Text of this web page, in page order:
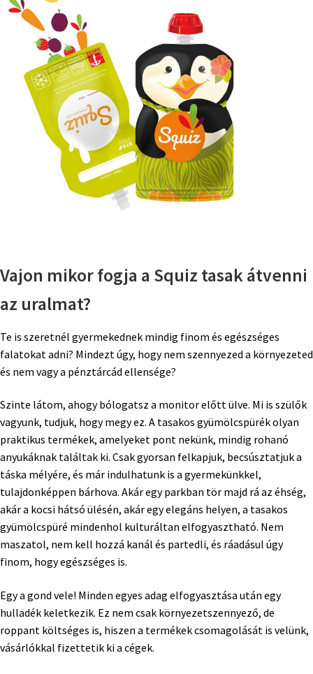
Vajon mikor fogja a Squiz tasak átvenni
az uralmat?
Te is szeretnél gyermekednek mindig finom és egészséges
falatokat adni? Mindezt úgy, hogy nem szennyezed a környezeted
és nem vagy a pénztárcád ellensége?
Szinte látom, ahogy bólogatsz a monitor előtt ülve. Mi is szülők
vagyunk, tudjuk, hogy megy ez. A tasakos gyümölcspürék olyan
praktikus termékek, amelyeket pont nekünk, mindig rohanó
anyukáknak találtak ki. Csak gyorsan felkapjuk, becsúsztatjuk a
táska mélyére, és már indulhatunk is a gyermekünkkel,
tulajdonképpen bárhova. Akár egy parkban tör majd rá az éhség,
akár a kocsi hátsó ülésén, akár egy elegáns helyen, a tasakos
gyümölcspüré mindenhol kulturáltan elfogyasztható. Nem
maszatol, nem kell hozzá kanál és partedli, és ráadásul úgy
finom, hogy egészséges is.
Egy a gond vele! Minden egyes adag elfogyasztása után egy
hulladék keletkezik. Ez nem csak környezetszennyező, de
roppant költséges is, hiszen a termékek csomagolását is velünk,
vásárlókkal fizettetik ki a cégek.